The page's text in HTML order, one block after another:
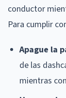
conductor
Para cumplir
Apague la
de las
mientras